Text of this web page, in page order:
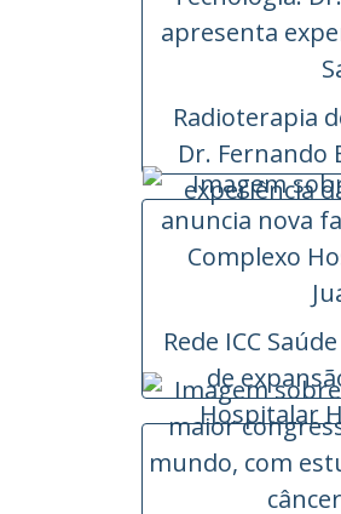
Radioterapia
Dr. Fernando
experiência
Rede ICC
de
Hospitalar